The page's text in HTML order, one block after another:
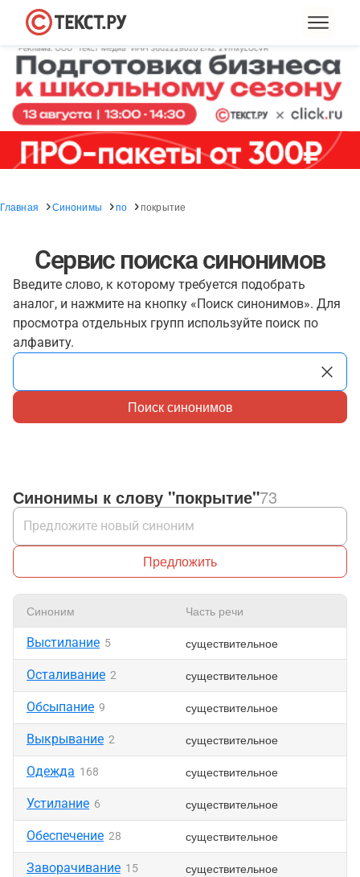
Главная Синонимы по покрытие
Сервис поиска синонимов
Введите слово, к которому требуется подобрать
аналог, и нажмите на кнопку «Поиск синонимов». Для
просмотра отдельных групп используйте поиск по
алфавиту.
Поиск синонимов
Синонимы к слову "покрытие"73
Предложить
Синоним Часть речи
Выстилание 5 существительное
Осталивание 2 существительное
Обсыпание 9 существительное
Выкрывание 2 существительное
Одежда 168 существительное
Устилание 6 существительное
Обеспечение 28 существительное
Заворачивание 15 существительное